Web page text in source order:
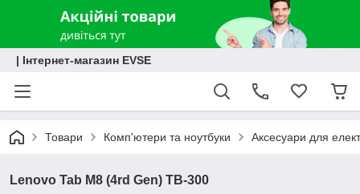
| Інтернет-магазин EVSE
Товари Комп'ютери та ноутбуки Аксесуари для
Lenovo Tab M8 (4rd Gen) TB-300